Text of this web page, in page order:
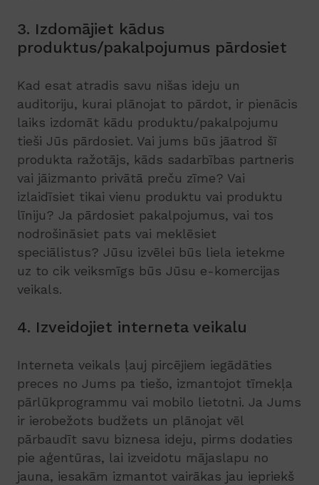
3. Izdomājiet kādus
produktus/pakalpojumus pārdosiet
Kad esat atradis savu nišas ideju un
auditoriju, kurai plānojat to pārdot, ir pienācis
laiks izdomāt kādu produktu/pakalpojumu
tieši Jūs pārdosiet. Vai jums būs jāatrod šī
produkta ražotājs, kāds sadarbības partneris
vai jāizmanto privātā preču zīme? Vai
izlaidīsiet tikai vienu produktu vai produktu
līniju? Ja pārdosiet pakalpojumus, vai tos
nodrošināsiet pats vai meklēsiet
speciālistus? Jūsu izvēlei būs liela ietekme
uz to cik veiksmīgs būs Jūsu e-komercijas
veikals.
4. Izveidojiet interneta veikalu
Interneta veikals ļauj pircējiem iegādāties
preces no Jums pa tiešo, izmantojot tīmekļa
pārlūkprogrammu vai mobilo lietotni. Ja Jums
ir ierobežots budžets un plānojat vēl
pārbaudīt savu biznesa ideju, pirms dodaties
pie aģentūras, lai izveidotu mājaslapu no
jauna, iesakām izmantot vairākas jau iepriekš